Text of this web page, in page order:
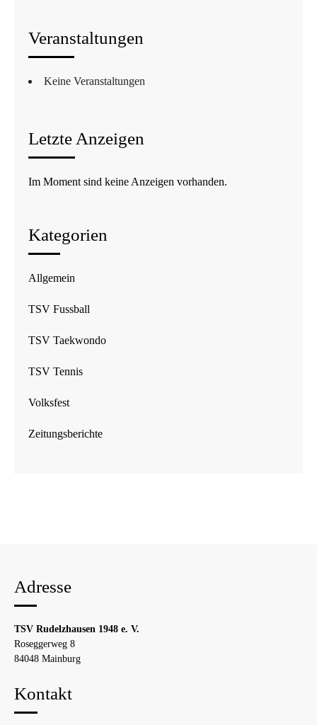
Veranstaltungen
Keine Veranstaltungen
Letzte Anzeigen
Im Moment sind keine Anzeigen vorhanden.
Kategorien
Allgemein
TSV Fussball
TSV Taekwondo
TSV Tennis
Volksfest
Zeitungsberichte
Adresse
TSV Rudelzhausen 1948 e. V.
Roseggerweg 8
84048 Mainburg
Kontakt